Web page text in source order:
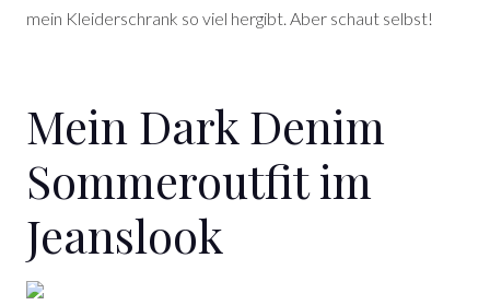
mein Kleiderschrank so viel hergibt. Aber schaut selbst!
Mein Dark Denim
Sommeroutfit im
Jeanslook